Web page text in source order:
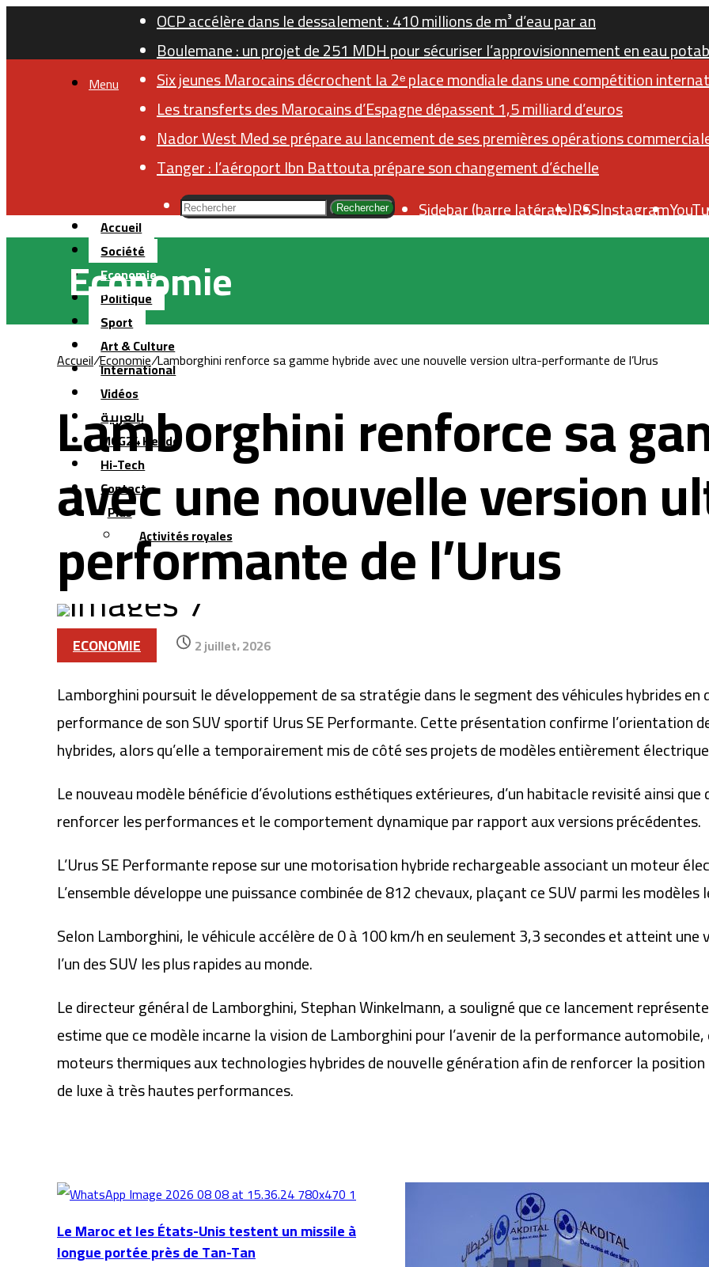
OCP accélère dans le dessalement : 410 millions de m³ d’eau par an
Boulemane : un projet de 251 MDH pour sécuriser l’approvisionnement en eau
Six jeunes Marocains décrochent la 2ᵉ place mondiale dans une compétition
Les transferts des Marocains d’Espagne dépassent 1,5 milliard d’euros
Nador West Med se prépare au lancement de ses premières opérations
Tanger : l’aéroport Ibn Battouta prépare son changement d’échelle
Rechercher Sidebar (barre latérale)RSSInstagram
Menu
Accueil
Société
Economie
Politique
Sport
Art & Culture
International
Vidéos
بالعربية
MCG24 Hebdo
Hi-Tech
Contact
Plus
Activités royales
Economie
Accueil/Economie/Lamborghini renforce sa gamme hybride avec une nouvelle version ultra-performante de l’Urus
Lamborghini renforce sa
avec une nouvelle version
performante de l’Urus
ECONOMIE 2 juillet، 2026
Lamborghini poursuit le développement de sa stratégie dans le segment des véhicules hybrides
performance de son SUV sportifUrus SE Performante. Cette présentation confirme l’orientation
hybrides, alors qu’elle a temporairement mis de côté ses projets de modèles entièrement
Le nouveau modèle bénéficie d’évolutions esthétiques extérieures, d’un habitacle revisité ainsi
renforcer les performances et le comportement dynamique par rapport aux versions précédentes.
L’Urus SE Performante repose sur une motorisation hybride rechargeable associant un moteur
L’ensemble développe une puissance combinée de812 chevaux, plaçant ce SUV parmi les
Selon Lamborghini, le véhicule accélère de0 à 100 km/h en seulement 3,3 secondeset atteint une
l’un des SUV les plus rapides au monde.
Le directeur général de Lamborghini,Stephan Winkelmann, a souligné que ce lancement
estime que ce modèle incarne la vision de Lamborghini pour l’avenir de la performance
moteurs thermiques aux technologies hybrides de nouvelle génération afin de renforcer la
de luxe à très hautes performances.
Le Maroc et les États-Unis testent un missile à
longue portée près de Tan-Tan